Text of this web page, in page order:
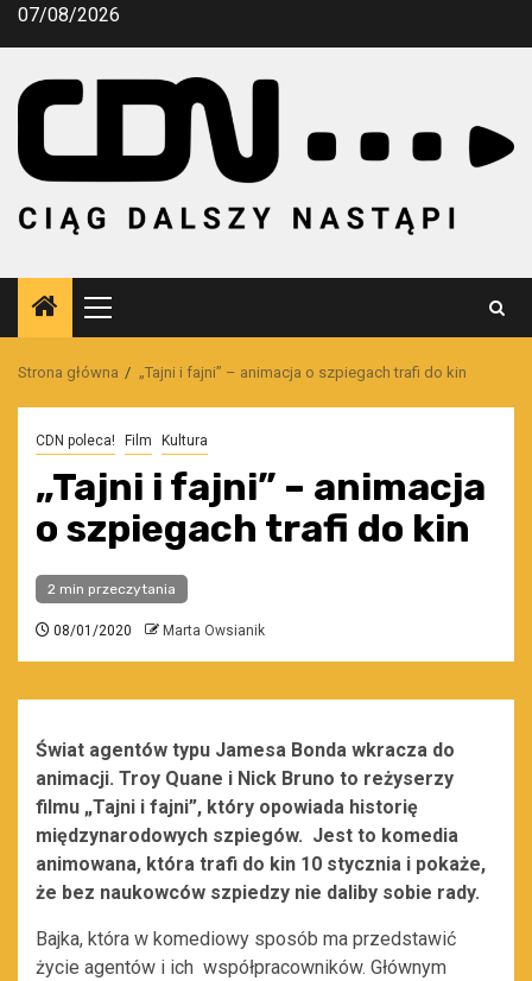
Przejdź
07/08/2026
Menu
główne
Strona główna „Tajni i fajni” – animacja o szpiegach trafi do kin
CDN poleca! Film Kultura
„Tajni i fajni” – animacja
o szpiegach trafi do kin
2 min przeczytania
08/01/2020 Marta Owsianik
Świat agentów typu Jamesa Bonda wkracza do
animacji. Troy Quane i Nick Bruno to reżyserzy
filmu „Tajni i fajni”, który opowiada historię
międzynarodowych szpiegów. Jest to komedia
animowana, która trafi do kin 10 stycznia i pokaże,
że bez naukowców szpiedzy nie daliby sobie rady.
Bajka, która w komediowy sposób ma przedstawić
życie agentów i ich współpracowników. Głównym